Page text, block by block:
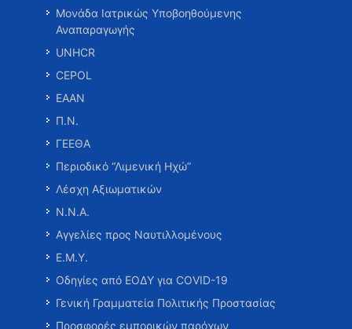
Μονάδα Ιατρικώς Υποβοηθούμενης
Αναπαραγωγής
UNHCR
CEPOL
ΕΑΑΝ
Π.Ν.
ΓΕΕΘΑ
Περιοδικό “Λιμενική Ηχώ”
Λέσχη Αξιωματικών
Ν.Ν.Α.
Αγγελίες προς Ναυτιλλομένους
Ε.Μ.Υ.
Οδηγίες από ΕΟΔΥ για COVID-19
Γενική Γραμματεία Πολιτικής Προστασίας
Προσφορές εμπορικών παρόχων